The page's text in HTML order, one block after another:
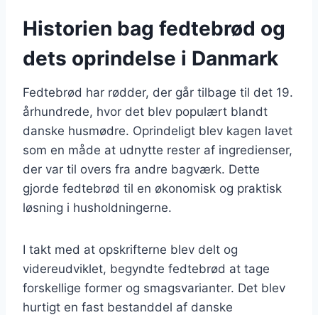
Historien bag fedtebrød og
dets oprindelse i Danmark
Fedtebrød har rødder, der går tilbage til det 19.
århundrede, hvor det blev populært blandt
danske husmødre. Oprindeligt blev kagen lavet
som en måde at udnytte rester af ingredienser,
der var til overs fra andre bagværk. Dette
gjorde fedtebrød til en økonomisk og praktisk
løsning i husholdningerne.
I takt med at opskrifterne blev delt og
videreudviklet, begyndte fedtebrød at tage
forskellige former og smagsvarianter. Det blev
hurtigt en fast bestanddel af danske